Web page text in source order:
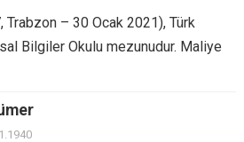
Trabzon – 30 Ocak 2021), Türk
Bilgiler Okulu mezunudur. Maliye